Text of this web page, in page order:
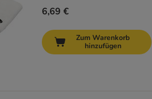
6,69 €
Zum Warenkorb
hinzufügen